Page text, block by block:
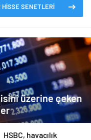
HİSSE SENETLERİ
üzerine çeken
HSBC, havacılık